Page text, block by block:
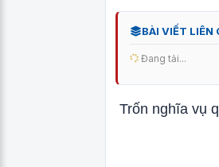
BÀI VIẾT LIÊN
Đang tải...
Trốn nghĩa vụ